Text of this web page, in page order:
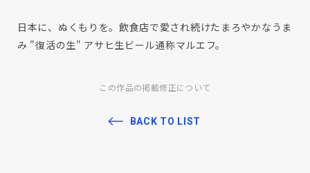
日本に、ぬくもりを。飲食店で愛され続けたまろやかなうま
み "復活の生" アサヒ生ビール通称マルエフ。
この作品の掲載修正について
BACK TO LIST